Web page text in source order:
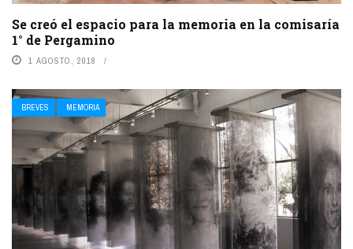
Se creó el espacio para la memoria en la comisaría
1° de Pergamino
1 AGOSTO, 2018
BREVES MEMORIA